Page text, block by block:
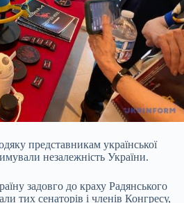
представникам української
незалежність України.
задовго до краху Радянського
тих сенаторів і членів Конгресу,